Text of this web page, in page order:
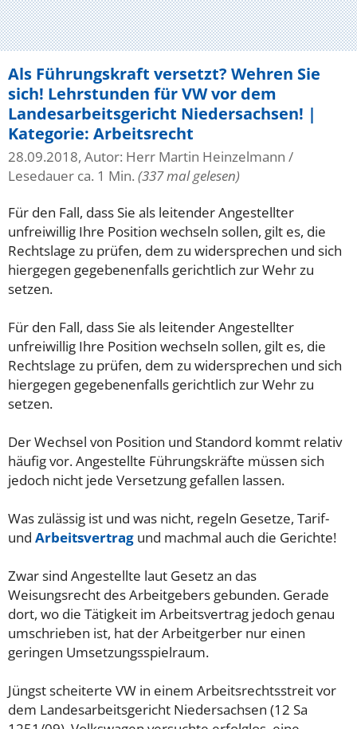
Als Führungskraft versetzt? Wehren Sie
sich! Lehrstunden für VW vor dem
Landesarbeitsgericht Niedersachsen! |
Kategorie: Arbeitsrecht
28.09.2018, Autor: Herr Martin Heinzelmann /
Lesedauer ca. 1 Min. (337 mal gelesen)
Für den Fall, dass Sie als leitender Angestellter
unfreiwillig Ihre Position wechseln sollen, gilt es, die
Rechtslage zu prüfen, dem zu widersprechen und sich
hiergegen gegebenenfalls gerichtlich zur Wehr zu
setzen.
Für den Fall, dass Sie als leitender Angestellter
unfreiwillig Ihre Position wechseln sollen, gilt es, die
Rechtslage zu prüfen, dem zu widersprechen und sich
hiergegen gegebenenfalls gerichtlich zur Wehr zu
setzen.
Der Wechsel von Position und Standord kommt relativ
häufig vor. Angestellte Führungskräfte müssen sich
jedoch nicht jede Versetzung gefallen lassen.
Was zulässig ist und was nicht, regeln Gesetze, Tarif-
und Arbeitsvertrag und machmal auch die Gerichte!
Zwar sind Angestellte laut Gesetz an das
Weisungsrecht des Arbeitgebers gebunden. Gerade
dort, wo die Tätigkeit im Arbeitsvertrag jedoch genau
umschrieben ist, hat der Arbeitgerber nur einen
geringen Umsetzungsspielraum.
Jüngst scheiterte VW in einem Arbeitsrechtsstreit vor
dem Landesarbeitsgericht Niedersachsen (12 Sa